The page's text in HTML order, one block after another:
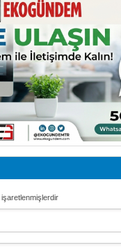
işaretlenmişlerdir